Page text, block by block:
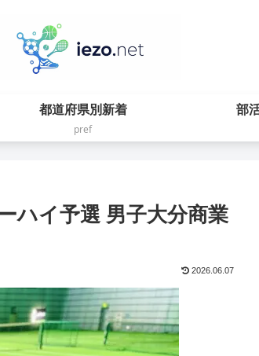
都道府県別新着
pref
部
ハイ予選 男子大分商業
2026.06.07